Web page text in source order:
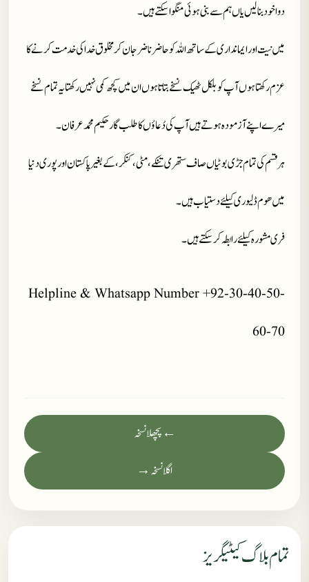
دوا خود بنا لیں یاں ہم سے بنی ہوئی منگوا سکتے ہیں۔
میں نیت اور ایمانداری کے ساتھ اللہ کو حاضر ناضر جان کر مخلوق خدا کی خدمت کرنے کا
عزم رکھتا ہوں آپ کو بلکل ٹھیک نسخے بتاتا ہوں ان میں کچھ کمی نہیں رکھتا یہ تمام نسخے
میرے اپنے آزمودہ ہوتے ہیں آپ کی دُعاؤں کا طلب گار حکیم محمد عرفان۔
ہر قسم کی تمام جڑی بوٹیاں صاف ستھری تنکے، مٹی، کنکر، کے بغیر پاکستان اور پوری دنیا
میں ھوم ڈلیوری کیلئے دستیاب ہیں۔
فری مشورہ کیلئے رابطہ کر سکتے ہیں۔
Helpline & Whatsapp Number +92-30-40-50-
60-70
← پچھلا نسخہ
اگلا نسخہ →
تمام بلاگ کیٹیگریز